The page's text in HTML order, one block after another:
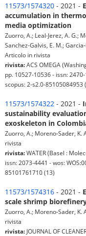
11573/1574320 - 2021 -
accumulation in
media optimization
Zuorro, A.; Leal-Jerez, A. G.;
Sanchez-Galvis, E. M.;
Articolo in rivista
rivista:ACS OMEGA
pp. 10527-10536 - issn:
scopus: 2-s2.0-85105084953
11573/1574322 - 2021 -
sustainability
exoskeleton in
Zuorro, A.; Moreno-Sader, K.
rivista
rivista:WATER (Basel :
issn: 2073-4441 - wos:
85101761710 (13)
11573/1574316 - 2021 -
scale shrimp
Zuorro, A.; Moreno-Sader, K.
rivista
rivista: JOURNAL OF